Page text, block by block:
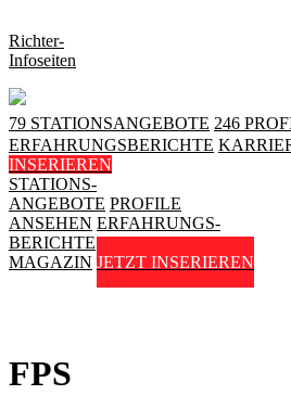
Richter-
Infoseiten
79 STATIONSANGEBOTE 246
ERFAHRUNGSBERICHTE
INSERIEREN
STATIONS-
ANGEBOTE PROFILE
ANSEHEN ERFAHRUNGS-
BERICHTE KARRIERE-
MAGAZIN JETZT INSERIEREN
FPS